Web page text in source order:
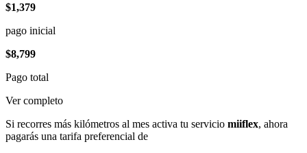
$1,379
pago inicial
$8,799
Pago total
Ver completo
Si recorres más kilómetros al mes activa tu servicio miiflex, ahora
pagarás una tarifa preferencial de